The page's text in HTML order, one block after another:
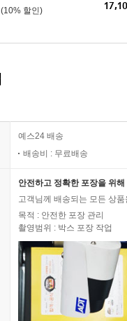
(10% 할인)
예스24 배송
배송비 : 무료배송
안전하고 정확한 포장을 위
고객님께 배송되는 모든 상
목적 : 안전한 포장 관리
촬영범위 : 박스 포장 작업